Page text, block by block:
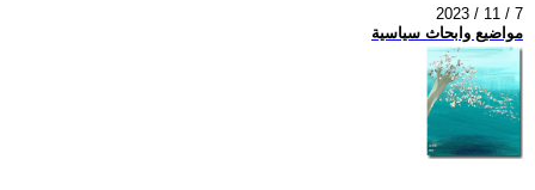
2023 / 11 / 7
مواضيع وابحاث سياسية